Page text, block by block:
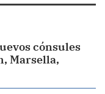
cónsules
Marsella,